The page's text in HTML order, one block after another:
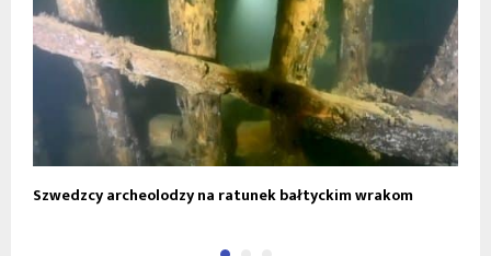
Szwedzcy archeolodzy na ratunek bałtyckim wrakom